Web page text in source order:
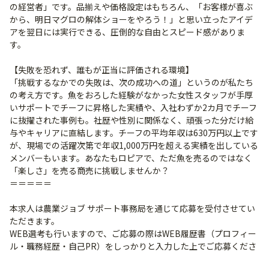
の経営者」です。品揃えや価格設定はもちろん、「お客様が喜ぶ
から、明日マグロの解体ショーをやろう！」と思い立ったアイデ
アを翌日には実行できる、圧倒的な自由とスピード感がありま
す。
【失敗を恐れず、誰もが正当に評価される環境】
「挑戦するなかでの失敗は、次の成功への道」というのが私たち
の考え方です。魚をおろした経験がなかった女性スタッフが手厚
いサポートでチーフに昇格した実績や、入社わずか2カ月でチーフ
に抜擢された事例も。社歴や性別に関係なく、頑張った分だけ給
与やキャリアに直結します。チーフの平均年収は630万円以上です
が、現場での活躍次第で年収1,000万円を超える実績を出している
メンバーもいます。あなたもロピアで、ただ魚を売るのではなく
「楽しさ」を売る商売に挑戦しませんか？
＝＝＝＝＝
本求人は農業ジョブ サポート事務局を通じて応募を受付させてい
ただきます。
WEB選考も行いますので、ご応募の際はWEB履歴書（プロフィー
ル・職務経歴・自己PR）をしっかりと入力した上でご応募くださ